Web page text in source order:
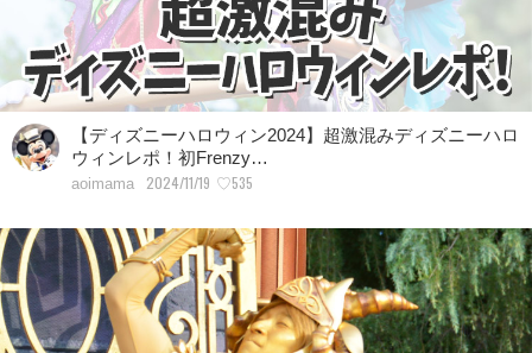
【ディズニーハロウィン2024】超激混みディズニーハロ
ウィンレポ！初Frenzy…
aoimama 2024/11/19 ♡535